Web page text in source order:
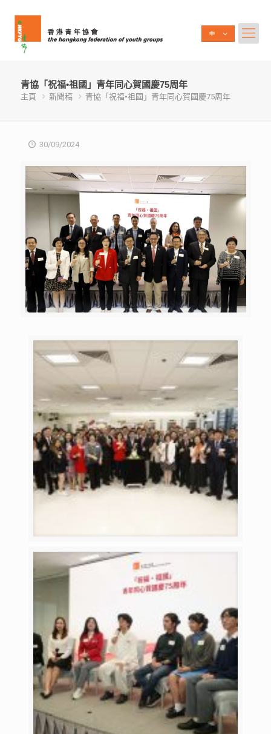
青協「祝福•祖國」青年同心賀國慶75周年
主頁 新聞稿 青協「祝福•祖國」青年同心賀國慶75周年
30/09/2024